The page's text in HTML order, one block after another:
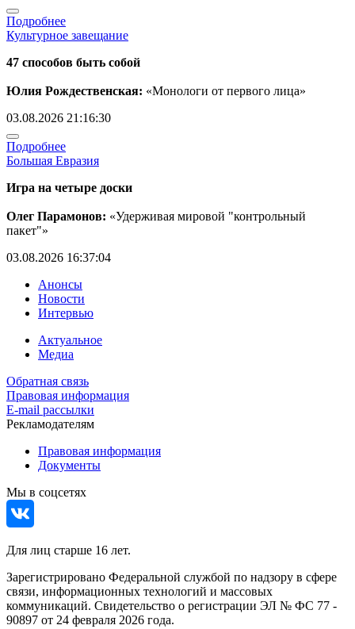
Подробнее
Культурное завещание
47 способов быть собой
Юлия Рождественская: «Монологи от первого лица»
03.08.2026 21:16:30
Подробнее
Большая Евразия
Игра на четыре доски
Олег Парамонов: «Удерживая мировой "контрольный
пакет"»
03.08.2026 16:37:04
Анонсы
Новости
Интервью
Актуальное
Медиа
Обратная связь
Правовая информация
E-mail рассылки
Рекламодателям
Правовая информация
Документы
Мы в соцсетях
Для лиц старше 16 лет.
Зарегистрировано Федеральной службой по надзору в сфере
связи, информационных технологий и массовых
коммуникаций. Свидетельство о регистрации ЭЛ № ФС 77 -
90897 от 24 февраля 2026 года.